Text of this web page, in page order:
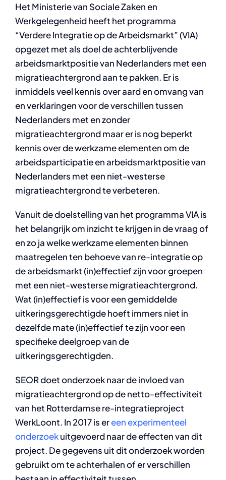
Het Ministerie van Sociale Zaken en
Werkgelegenheid heeft het programma
“Verdere Integratie op de Arbeidsmarkt” (VIA)
opgezet met als doel de achterblijvende
arbeidsmarktpositie van Nederlanders met een
migratieachtergrond aan te pakken. Er is
inmiddels veel kennis over aard en omvang van
en verklaringen voor de verschillen tussen
Nederlanders met en zonder
migratieachtergrond maar er is nog beperkt
kennis over de werkzame elementen om de
arbeidsparticipatie en arbeidsmarktpositie van
Nederlanders met een niet-westerse
migratieachtergrond te verbeteren.
Vanuit de doelstelling van het programma VIA is
het belangrijk om inzicht te krijgen in de vraag of
en zo ja welke werkzame elementen binnen
maatregelen ten behoeve van re-integratie op
de arbeidsmarkt (in)effectief zijn voor groepen
met een niet-westerse migratieachtergrond.
Wat (in)effectief is voor een gemiddelde
uitkeringsgerechtigde hoeft immers niet in
dezelfde mate (in)effectief te zijn voor een
specifieke deelgroep van de
uitkeringsgerechtigden.
SEOR doet onderzoek naar de invloed van
migratieachtergrond op de netto-effectiviteit
van het Rotterdamse re-integratieproject
WerkLoont. In 2017 is ereen experimenteel
onderzoekuitgevoerd naar de effecten van dit
project. De gegevens uit dit onderzoek worden
gebruikt om te achterhalen of er verschillen